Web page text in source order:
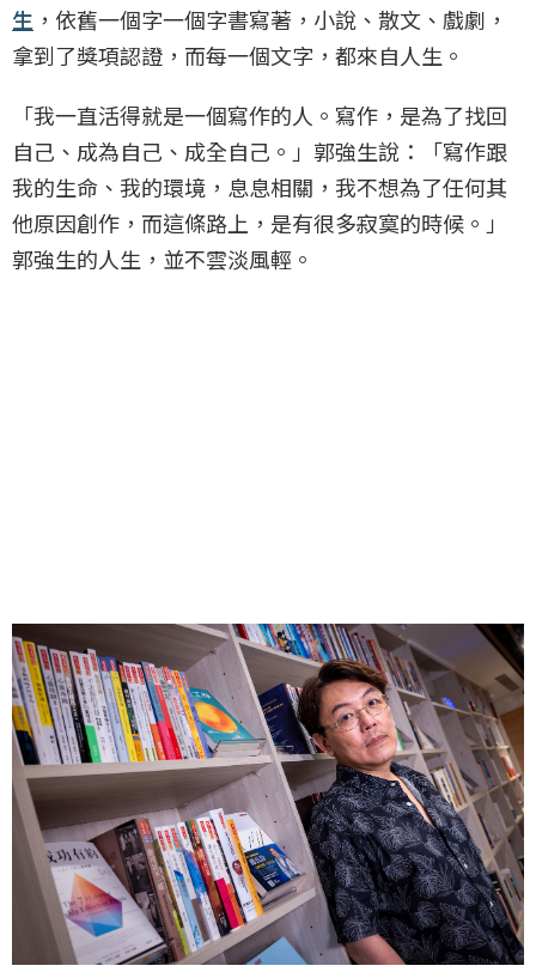
生 ，依舊一個字一個字書寫著，小說、散文、戲劇，
拿到了獎項認證，而每一個文字，都來自人生。
「我一直活得就是一個寫作的人。寫作，是為了找回
自己、成為自己、成全自己。」郭強生說：「寫作跟
我的生命、我的環境，息息相關，我不想為了任何其
他原因創作，而這條路上，是有很多寂寞的時候。」
郭強生的人生，並不雲淡風輕。